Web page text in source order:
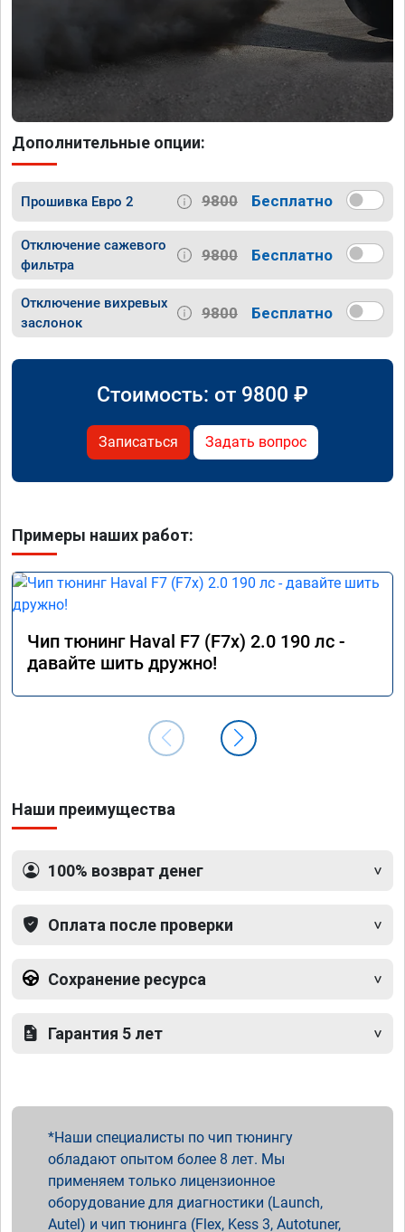
Дополнительные опции:
Прошивка Евро 2 9800 Бесплатно
Отключение сажевого
фильтра
9800 Бесплатно
Отключение вихревых
заслонок
9800 Бесплатно
Стоимость: от 9800 ₽
Записаться Задать вопрос
Примеры наших работ:
Чип тюнинг Haval F7 (F7x) 2.0 190 лс -
давайте шить дружно!
Наши преимущества
100% возврат денег
Оплата после проверки
Сохранение ресурса
Гарантия 5 лет
Наши специалисты по чип тюнингу
обладают опытом более 8 лет. Мы
применяем только лицензионное
оборудование для диагностики (Launch,
Autel) и чип тюнинга (Flex, Kess 3, Autotuner,